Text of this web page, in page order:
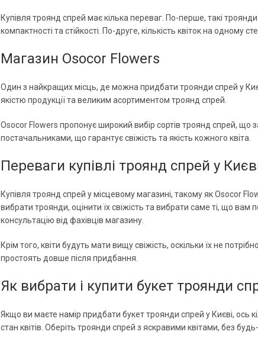
Купівля троянд спрей має кілька переваг. По-перше, такі
компактності та стійкості. По-друге, кількість квіток на
Магазин Osocor Flowers
Один з найкращих місць, де можна придбати троянди спрей у
якістю продукції та великим асортиментом троянд спрей.
Osocor Flowers пропонує широкий вибір сортів троянд спрей,
постачальниками, що гарантує свіжість та якість кожного квіта.
Переваги купівлі троянд спрей у
Купівля троянд спрей у місцевому магазині, такому як Osocor
вибрати троянди, оцінити їх свіжість та вибрати саме ті, що
консультацію від фахівців магазину.
Крім того, квіти будуть мати вищу свіжість, оскільки їх не
простоять довше після придбання.
Як вибрати і купити букет троянди
Якщо ви маєте намір придбати букет троянди спрей у Києві, ось
стан квітів. Оберіть троянди спрей з яскравими квітами, без